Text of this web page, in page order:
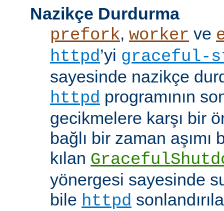
Nazikçe Durdurma
prefork, worker ve
httpd’yi graceful-
sayesinde nazikçe
httpd programının
gecikmelere karşı bir
bağlı bir zaman
kılan
yönergesi sayesinde
bile httpd